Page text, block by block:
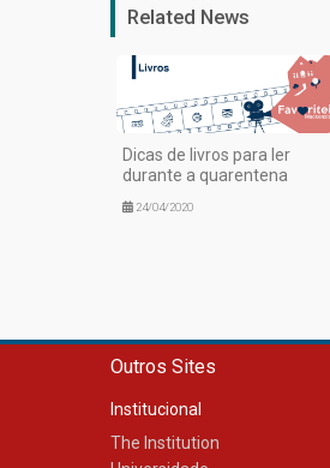
Related News
Dicas de livros para ler
durante a quarentena
24/04/2020
Outros Sites
Institucional
The Institution